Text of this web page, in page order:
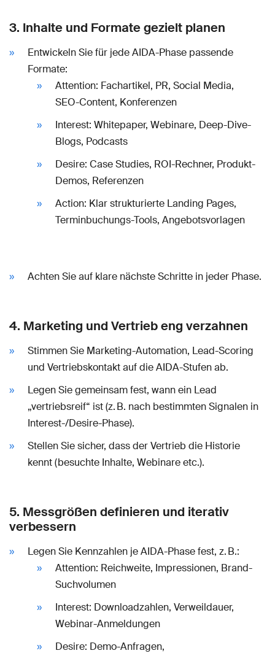
3. Inhalte und Formate gezielt planen
Entwickeln Sie für jede AIDA-Phase passende
Formate:
Attention: Fachartikel, PR, Social Media,
SEO-Content, Konferenzen
Interest: Whitepaper, Webinare, Deep-Dive-
Blogs, Podcasts
Desire: Case Studies, ROI-Rechner, Produkt-
Demos, Referenzen
Action: Klar strukturierte Landing Pages,
Terminbuchungs-Tools, Angebotsvorlagen
Achten Sie auf klare nächste Schritte in jeder Phase.
4. Marketing und Vertrieb eng verzahnen
Stimmen Sie Marketing-Automation, Lead-Scoring
und Vertriebskontakt auf die AIDA-Stufen ab.
Legen Sie gemeinsam fest, wann ein Lead
„vertriebsreif“ ist (z. B. nach bestimmten Signalen in
Interest-/Desire-Phase).
Stellen Sie sicher, dass der Vertrieb die Historie
kennt (besuchte Inhalte, Webinare etc.).
5. Messgrößen definieren und iterativ
verbessern
Legen Sie Kennzahlen je AIDA-Phase fest, z. B.:
Attention: Reichweite, Impressionen, Brand-
Suchvolumen
Interest: Downloadzahlen, Verweildauer,
Webinar-Anmeldungen
Desire: Demo-Anfragen,